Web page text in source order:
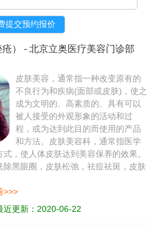
） -北京立奥医疗美容门诊部
皮肤美容，通常指一种改变原有的
不良行为和疾病(面部或皮肤)，使之
成为文明的、高素质的、具有可以
被人接受的外观形象的活动和过
程，或为达到此目的而使用的产品
和方法。皮肤美容科，通常指医学
，使人体皮肤达到美容保养的效果。
除黑眼圈，皮肤松弛，祛痘祛斑，皮肤
>>>
近更新：2020-06-22